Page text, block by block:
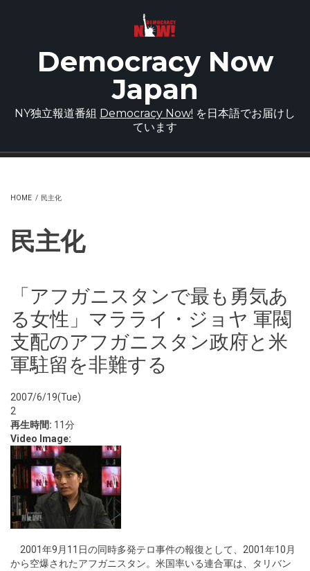
Democracy Now
Japan
NY独立報道番組 Democracy Now! を日本語でお届けし
ています
HOME / 民主化
民主化
「アフガニスタンで最も勇気あ
る女性」マラライ・ジョヤ 軍閥
支配のアフガニスタン政府と米
軍駐留を非難する
2007/6/19(Tue)
2
再生時間: 11分
Video Image:
2001年9月11日の同時多発テロ事件の報復として、2001年10月
から空爆されたアフガニスタン。米国率いる連合軍は、タリバン